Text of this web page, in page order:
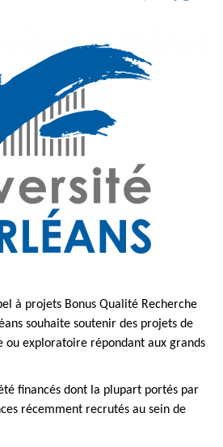
à projets Bonus Qualité Recherche
souhaite soutenir des projets de
ou exploratoire répondant aux grands
financés dont la plupart portés par
récemment recrutés au sein de